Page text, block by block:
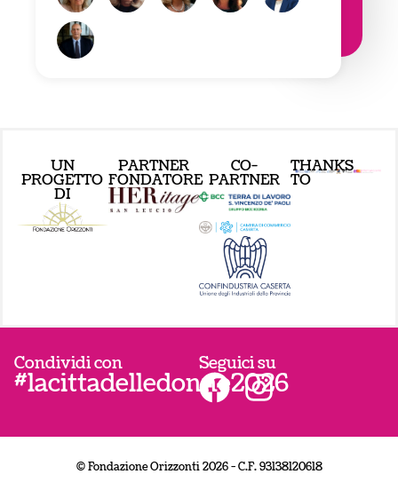
UN
PROGETTO
DI
PARTNER
FONDATORE
CO-
PARTNER
THANKS
TO
Condividi con
#lacittadelledonne2026
Seguici su
© Fondazione Orizzonti 2026 - C.F. 93138120618